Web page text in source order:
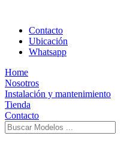
Contacto
Ubicación
Whatsapp
Home
Nosotros
Instalación y mantenimiento
Tienda
Contacto